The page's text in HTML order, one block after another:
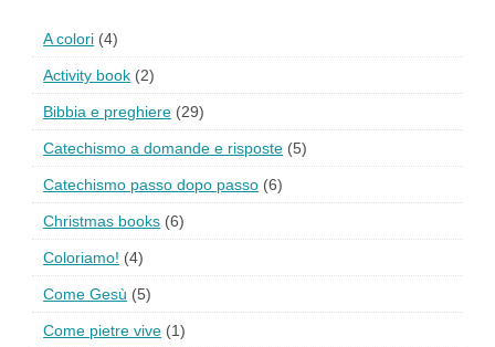
A colori (4)
Activity book (2)
Bibbia e preghiere (29)
Catechismo a domande e risposte (5)
Catechismo passo dopo passo (6)
Christmas books (6)
Coloriamo! (4)
Come Gesù (5)
Come pietre vive (1)